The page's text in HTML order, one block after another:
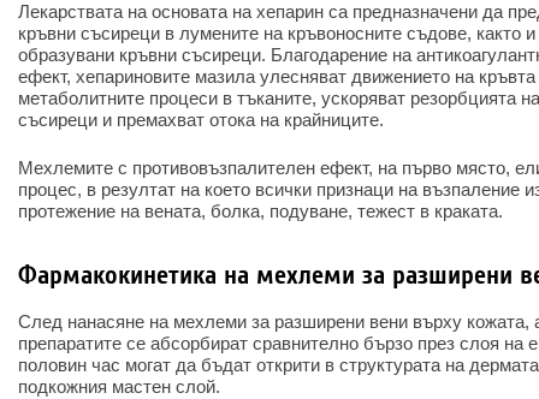
Лекарствата на основата на хепарин са предназначени да
кръвни съсиреци в лумените на кръвоносните съдове, както
образувани кръвни съсиреци. Благодарение на
ефект, хепариновите мазила улесняват движението на
метаболитните процеси в тъканите, ускоряват резорбцията
съсиреци и премахват отока на крайниците.
Мехлемите с противовъзпалителен ефект, на първо място,
процес, в резултат на което всички признаци на възпаление
протежение на вената, болка, подуване, тежест в краката.
Фармакокинетика на мехлеми за разширени
След нанасяне на мехлеми за разширени вени върху кожата,
препаратите се абсорбират сравнително бързо през слоя на
половин час могат да бъдат открити в структурата на
подкожния мастен слой.